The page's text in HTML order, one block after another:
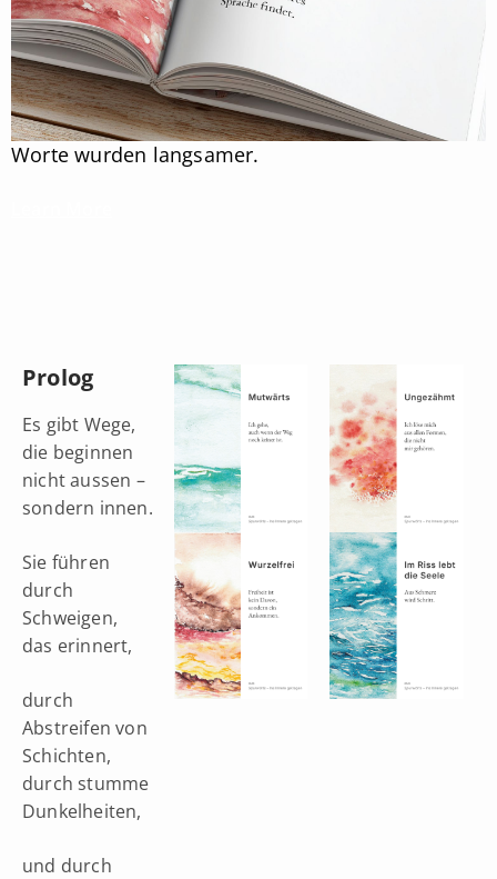
Worte wurden langsamer.
Prolog
Es gibt Wege,
die beginnen
nicht aussen –
sondern innen.
Sie führen
durch
Schweigen,
das erinnert,
durch
Abstreifen von
Schichten,
durch stumme
Dunkelheiten,
und durch